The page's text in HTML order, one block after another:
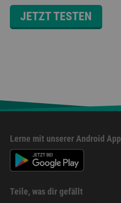
JETZT TESTEN
Lerne mit unserer Android App
Teile, was dir gefällt